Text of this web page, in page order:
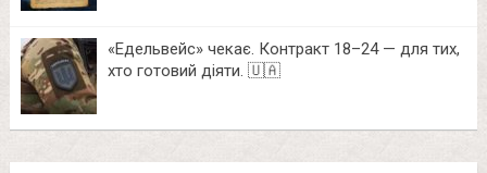
«Едельвейс» чекає. Контракт 18–24 — для тих,
хто готовий діяти. 🇺🇦